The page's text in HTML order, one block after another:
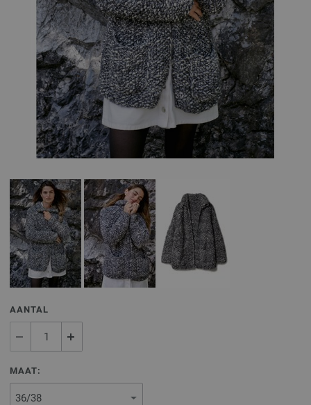
AANTAL
MAAT: